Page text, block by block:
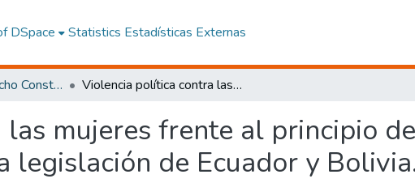
DSpace Statistics Estadísticas Externas
Maestría en Derecho Constitucional con Mención en Derecho Constitucional Violencia política contra las mujeres frente al principio de paridad. Estudio comparado en la legislación de Ecuador y Bolivia.
mujeres frente al principio
legislación de Ecuador y